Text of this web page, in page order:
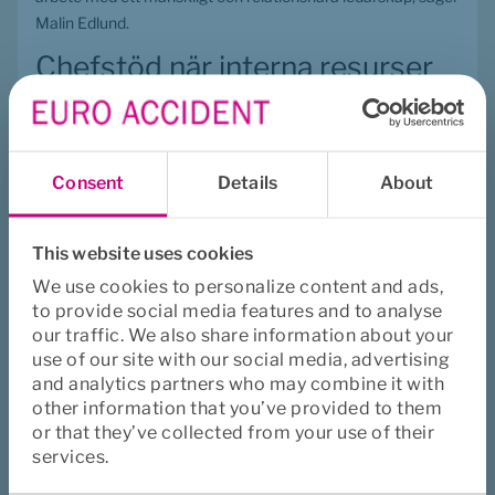
Consent Details About
This website uses cookies
We use cookies to personalize content and ads,
to provide social media features and to analyse
our traffic. We also share information about your
use of our site with our social media, advertising
and analytics partners who may combine it with
other information that you’ve provided to them
or that they’ve collected from your use of their
services.
Malin Edlund.
Chefstöd när interna resurser
saknas
När interna resurser inte räcker till kan hjälp utifrån vara
avgörande. I Euro Accidents Sjukförsäkring PlanSjuk ingår
pågående sjukskrivning.
– När chefer inte står ensamma i de svåraste delarna av
ledarskapet skapas bättre förutsättningar för att stärka
både arbetsmiljön och företagets resultat, avslutar Malin
Edlund.
Sjukförsäkring PlanSjuk